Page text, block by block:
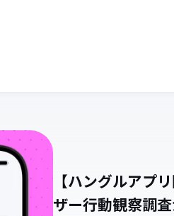
【ハングルアプ
ザー行動観察調